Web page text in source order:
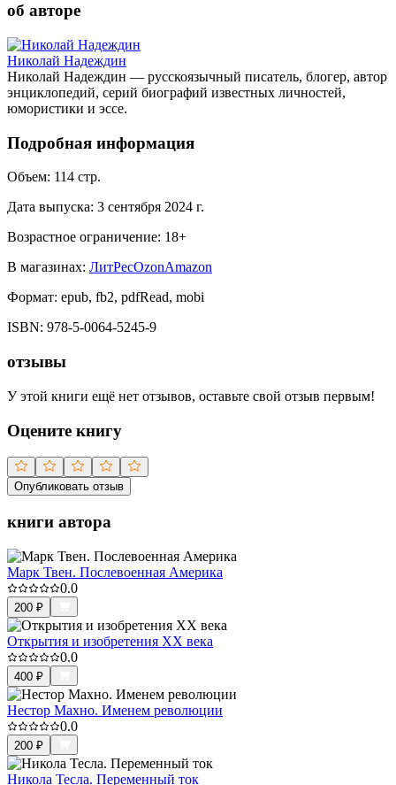
об авторе
Николай Надеждин
Николай Надеждин — русскоязычный писатель, блогер, автор
энциклопедий, серий биографий известных личностей,
юмористики и эссе.
Подробная информация
Объем: 114 стр.
Дата выпуска: 3 сентября 2024 г.
Возрастное ограничение: 18+
В магазинах: ЛитРесOzonAmazon
Формат: epub, fb2, pdfRead, mobi
ISBN: 978-5-0064-5245-9
отзывы
У этой книги ещё нет отзывов, оставьте свой отзыв первым!
Оцените книгу
Опубликовать отзыв
книги автора
Марк Твен. Послевоенная Америка
0.0
200 ₽
Открытия и изобретения ХХ века
0.0
400 ₽
Нестор Махно. Именем революции
0.0
200 ₽
Никола Тесла. Переменный ток